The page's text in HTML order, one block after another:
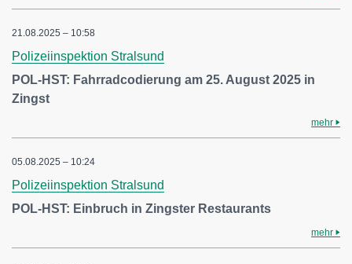
21.08.2025 – 10:58
Polizeiinspektion Stralsund
POL-HST: Fahrradcodierung am 25. August 2025 in
Zingst
mehr
05.08.2025 – 10:24
Polizeiinspektion Stralsund
POL-HST: Einbruch in Zingster Restaurants
mehr